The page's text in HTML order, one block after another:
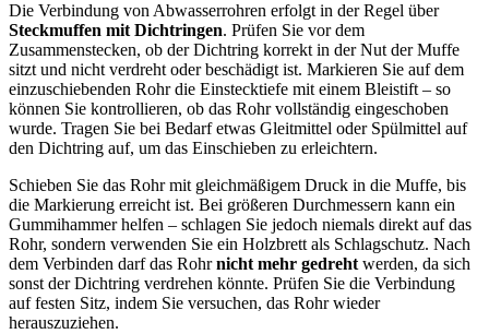
Die Verbindung von Abwasserrohren erfolgt in der Regel über
Steckmuffen mit Dichtringen. Prüfen Sie vor dem
Zusammenstecken, ob der Dichtring korrekt in der Nut der Muffe
sitzt und nicht verdreht oder beschädigt ist. Markieren Sie auf dem
einzuschiebenden Rohr die Einstecktiefe mit einem Bleistift – so
können Sie kontrollieren, ob das Rohr vollständig eingeschoben
wurde. Tragen Sie bei Bedarf etwas Gleitmittel oder Spülmittel auf
den Dichtring auf, um das Einschieben zu erleichtern.
Schieben Sie das Rohr mit gleichmäßigem Druck in die Muffe, bis
die Markierung erreicht ist. Bei größeren Durchmessern kann ein
Gummihammer helfen – schlagen Sie jedoch niemals direkt auf das
Rohr, sondern verwenden Sie ein Holzbrett als Schlagschutz. Nach
dem Verbinden darf das Rohrnicht mehr gedreht werden, da sich
sonst der Dichtring verdrehen könnte. Prüfen Sie die Verbindung
auf festen Sitz, indem Sie versuchen, das Rohr wieder
herauszuziehen.